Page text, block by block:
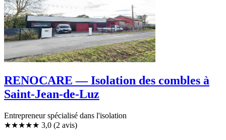
RENOCARE — Isolation des combles à
Saint-Jean-de-Luz
Entrepreneur spécialisé dans l'isolation
★★★★★ 3,0 (2 avis)